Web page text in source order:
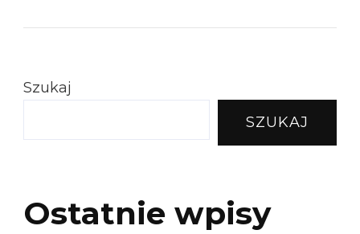
Szukaj
SZUKAJ
Ostatnie wpisy